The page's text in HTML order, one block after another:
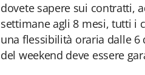
dovete sapere sui contratti,
settimane agli 8 mesi, tutti i
una flessibilità oraria dalle
del weekend deve essere